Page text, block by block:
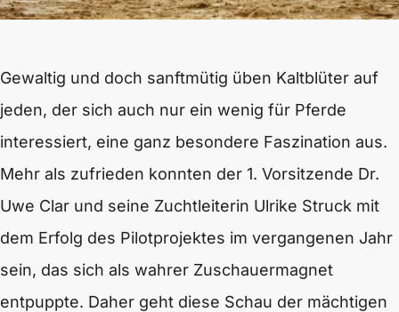
Gewaltig und doch sanftmütig üben Kaltblüter auf
jeden, der sich auch nur ein wenig für Pferde
interessiert, eine ganz besondere Faszination aus.
Mehr als zufrieden konnten der 1. Vorsitzende Dr.
Uwe Clar und seine Zuchtleiterin Ulrike Struck mit
dem Erfolg des Pilotprojektes im vergangenen Jahr
sein, das sich als wahrer Zuschauermagnet
entpuppte. Daher geht diese Schau der mächtigen